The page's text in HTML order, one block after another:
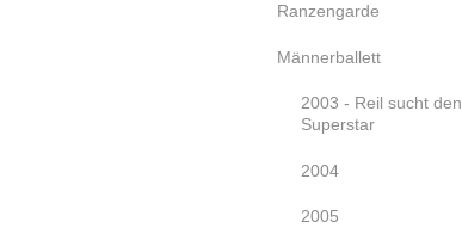
Ranzengarde
Männerballett
2003 - Reil sucht den
Superstar
2004
2005